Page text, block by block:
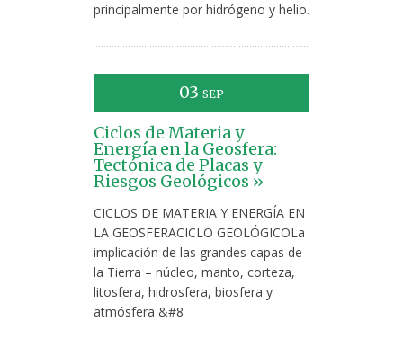
principalmente por hidrógeno y helio.
03 SEP
Ciclos de Materia y
Energía en la Geosfera:
Tectónica de Placas y
Riesgos Geológicos »
CICLOS DE MATERIA Y ENERGÍA EN
LA GEOSFERACICLO GEOLÓGICOLa
implicación de las grandes capas de
la Tierra – núcleo, manto, corteza,
litosfera, hidrosfera, biosfera y
atmósfera &#8